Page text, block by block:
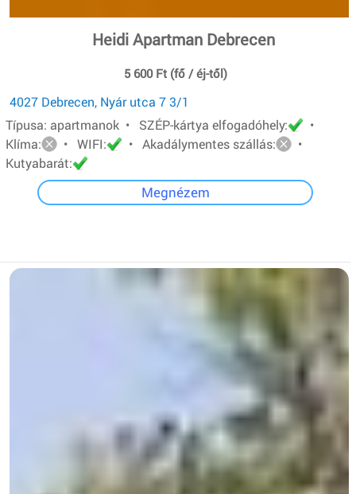
Heidi Apartman Debrecen
5 600 Ft (fő / éj-től)
4027 Debrecen, Nyár utca 7 3/1
Típusa: apartmanok • SZÉP-kártya elfogadóhely:
•
Klíma:
• WIFI: • Akadálymentes szállás:
•
Kutyabarát:
Megnézem